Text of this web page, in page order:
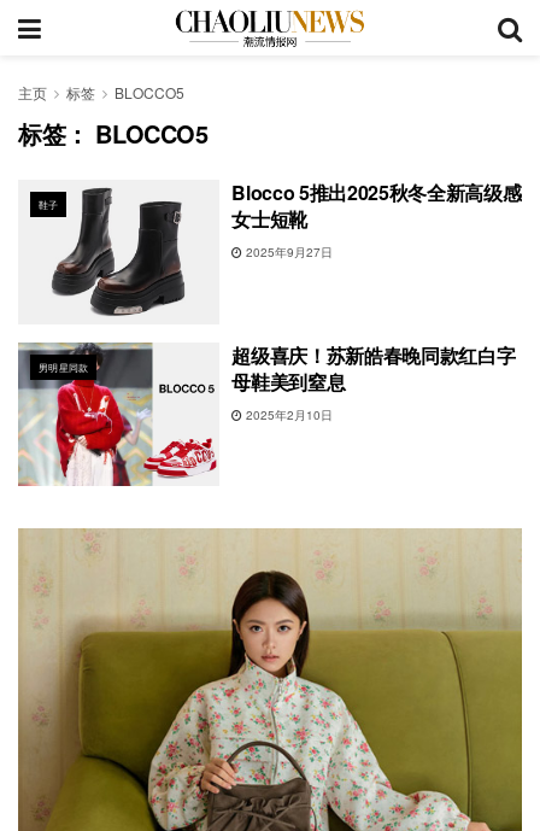
主页 标签 BLOCCO5
标签： BLOCCO5
鞋子
Blocco 5推出2025秋冬全新高级感
女士短靴
2025年9月27日
男明星同款
超级喜庆！苏新皓春晚同款红白字
母鞋美到窒息
2025年2月10日